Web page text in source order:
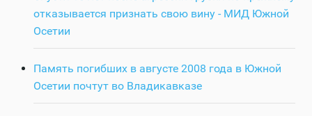
отказывается признать свою вину - МИД Южной
Осетии
Память погибших в августе 2008 года в Южной
Осетии почтут во Владикавказе